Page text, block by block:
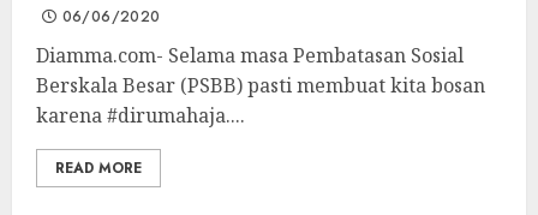
06/06/2020
Diamma.com- Selama masa Pembatasan Sosial
Berskala Besar (PSBB) pasti membuat kita bosan
karena #dirumahaja....
READ MORE